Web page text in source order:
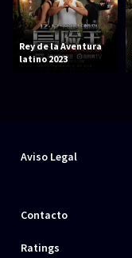
Rey de la Aventura
latino 2023
Aviso Legal
Contacto
Ratings